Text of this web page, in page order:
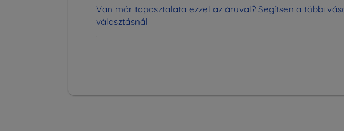
Van már tapasztalata ezzel az áruval? Segítsen a többi
választásnál
.